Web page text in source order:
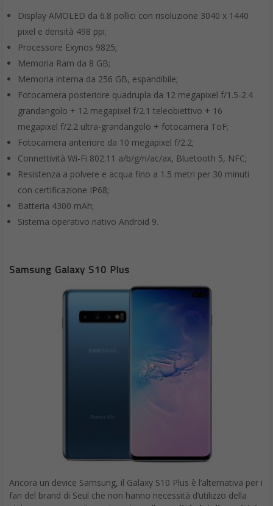
Display AMOLED da 6.8 pollici con risoluzione 3040 x 1440
pixel e densità 498 ppi;
Processore Exynos 9825;
Memoria Ram da 8 GB;
Memoria interna da 256 GB, espandibile;
Fotocamera posteriore quadrupla da 12 megapixel f/1.5-2.4
grandangolo + 12 megapixel f/2.1 teleobiettivo + 16
megapixel f/2.2 ultra-grandangolo + fotocamera ToF;
Fotocamera anteriore da 10 megapixel f/2.2;
Connettività Wi-Fi 802.11 a/b/g/n/ac/ax, Bluetooth 5, NFC;
Resistenza a polvere e acqua fino a 1.5 metri per 30 minuti
con certificazione IP68;
Batteria 4300 mAh;
Sistema operativo nativo Android 9.
Samsung Galaxy S10 Plus
Ancora un device Samsung, il Galaxy S10 Plus è l’alternativa per i
fan del brand di Seul che non hanno necessità d’utilizzo della